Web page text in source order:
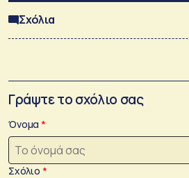
Σχόλια
Γράψτε το σχόλιο σας
Όνομα
Σχόλιο